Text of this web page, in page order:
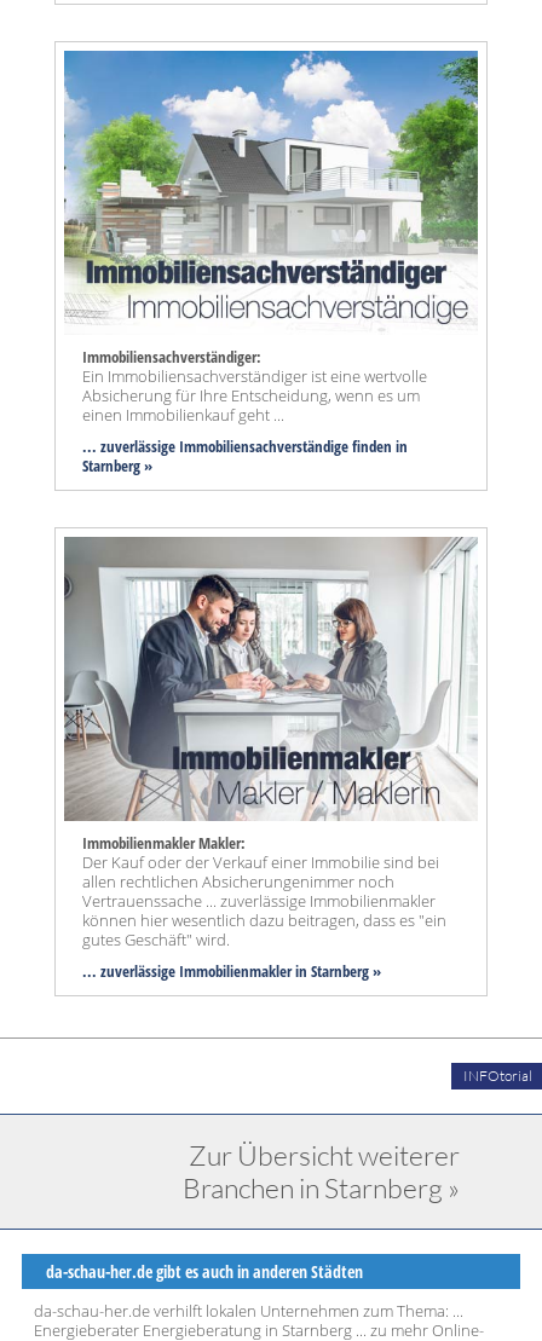
Immobiliensachverständiger:
Ein Immobiliensachverständiger ist eine wertvolle
Absicherung für Ihre Entscheidung, wenn es um
einen Immobilienkauf geht ...
... zuverlässige Immobiliensachverständige finden in
Starnberg »
Immobilienmakler Makler:
Der Kauf oder der Verkauf einer Immobilie sind bei
allen rechtlichen Absicherungenimmer noch
Vertrauenssache ... zuverlässige Immobilienmakler
können hier wesentlich dazu beitragen, dass es "ein
gutes Geschäft" wird.
... zuverlässige Immobilienmakler in Starnberg »
INFOtorial
Zur Übersicht weiterer
Branchen in Starnberg »
da-schau-her.de gibt es auch in anderen Städten
da-schau-her.de verhilft lokalen Unternehmen zum Thema: ...
Energieberater Energieberatung in Starnberg ... zu mehr Online-